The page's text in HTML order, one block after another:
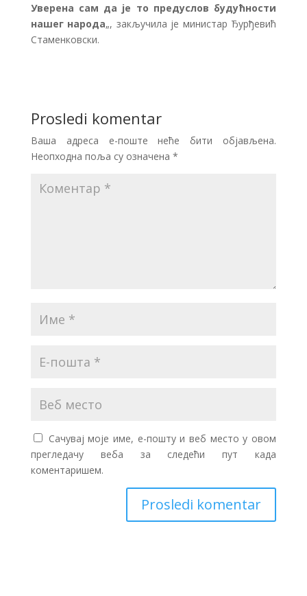
Уверена сам да је то предуслов будућности
нашег народа„, закључила је министар Ђурђевић
Стаменковски.
Prosledi komentar
Ваша адреса е-поште неће бити објављена.
Неопходна поља су означена *
Сачувај моје име, е-пошту и веб место у овом
прегледачу веба за следећи пут када
коментаришем.